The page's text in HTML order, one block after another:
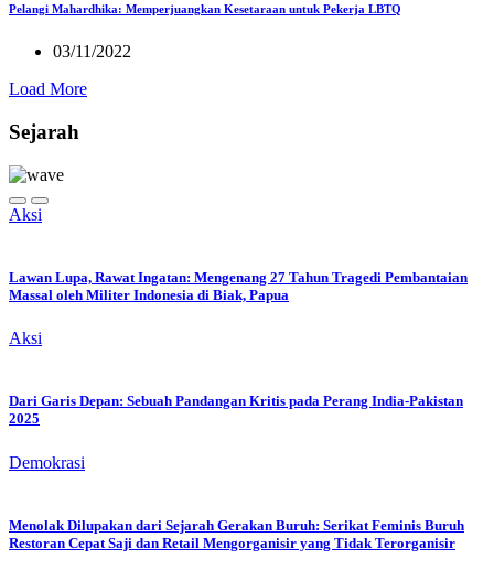
Pelangi Mahardhika: Memperjuangkan Kesetaraan untuk Pekerja LBTQ
03/11/2022
Load More
Sejarah
Aksi
Lawan Lupa, Rawat Ingatan: Mengenang 27 Tahun Tragedi Pembantaian
Massal oleh Militer Indonesia di Biak, Papua
Aksi
Dari Garis Depan: Sebuah Pandangan Kritis pada Perang India-Pakistan
2025
Demokrasi
Menolak Dilupakan dari Sejarah Gerakan Buruh: Serikat Feminis Buruh
Restoran Cepat Saji dan Retail Mengorganisir yang Tidak Terorganisir